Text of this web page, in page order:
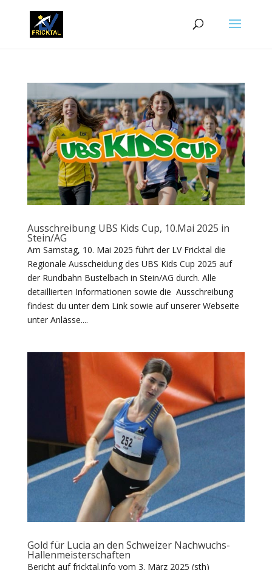
Ausschreibung UBS Kids Cup, 10.Mai 2025 in
Stein/AG
Am Samstag, 10. Mai 2025 führt der LV Fricktal die
Regionale Ausscheidung des UBS Kids Cup 2025 auf
der Rundbahn Bustelbach in Stein/AG durch. Alle
detaillierten Informationen sowie die Ausschreibung
findest du unter dem Link sowie auf unserer Webseite
unter Anlässe....
Gold für Lucia an den Schweizer Nachwuchs-
Hallenmeisterschaften
Bericht auf fricktal.info vom 3. März 2025 (sth)